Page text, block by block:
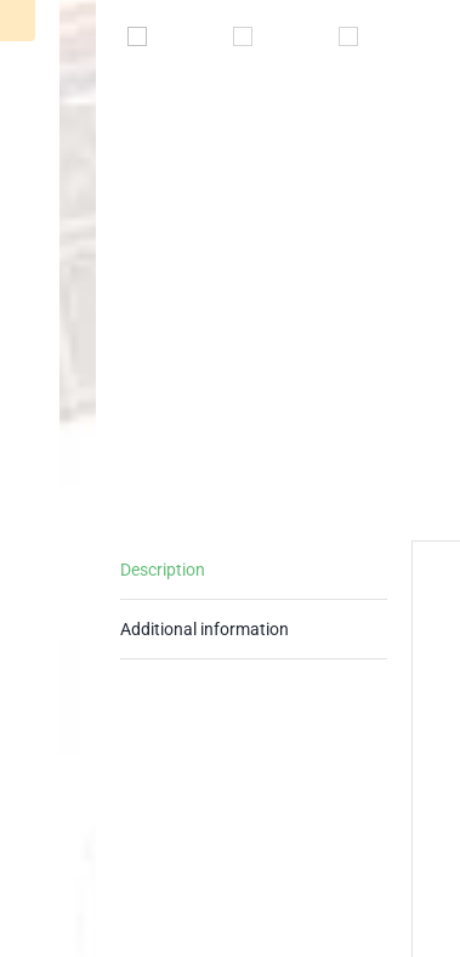
Description
Additional information